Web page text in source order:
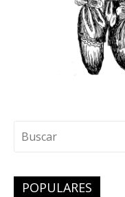
POPULARES